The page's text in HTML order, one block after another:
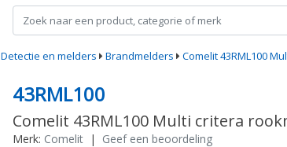
Detectie en melders Brandmelders Comelit 43RML100
43RML100
Comelit 43RML100 Multi critera
Merk: Comelit | Geef een beoordeling